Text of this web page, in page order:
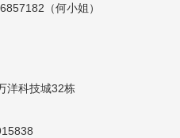
（何小姐）
洋科技城32栋